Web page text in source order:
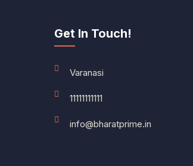
Get In Touch!
Varanasi
11111111111
info@bharatprime.in